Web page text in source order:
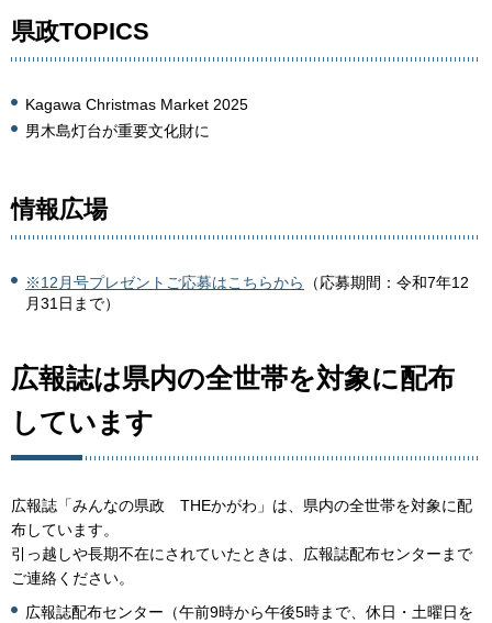
県政TOPICS
Kagawa Christmas Market 2025
男木島灯台が重要文化財に
情報広場
※12月号プレゼントご応募はこちらから
（応募期間：令和7年12
月31日まで）
広報誌は県内の全世帯を対象に配布
しています
広報誌「みんなの県政 THEかがわ」は、県内の全世帯を対象に配
布しています。
引っ越しや長期不在にされていたときは、広報誌配布センターまで
ご連絡ください。
広報誌配布センター（午前9時から午後5時まで、休日・土曜日を